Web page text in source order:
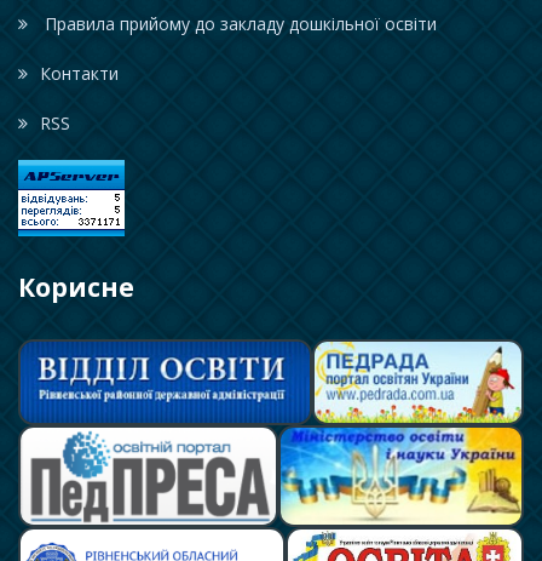
Правила прийому до закладу дошкільної освіти
Контакти
RSS
Корисне